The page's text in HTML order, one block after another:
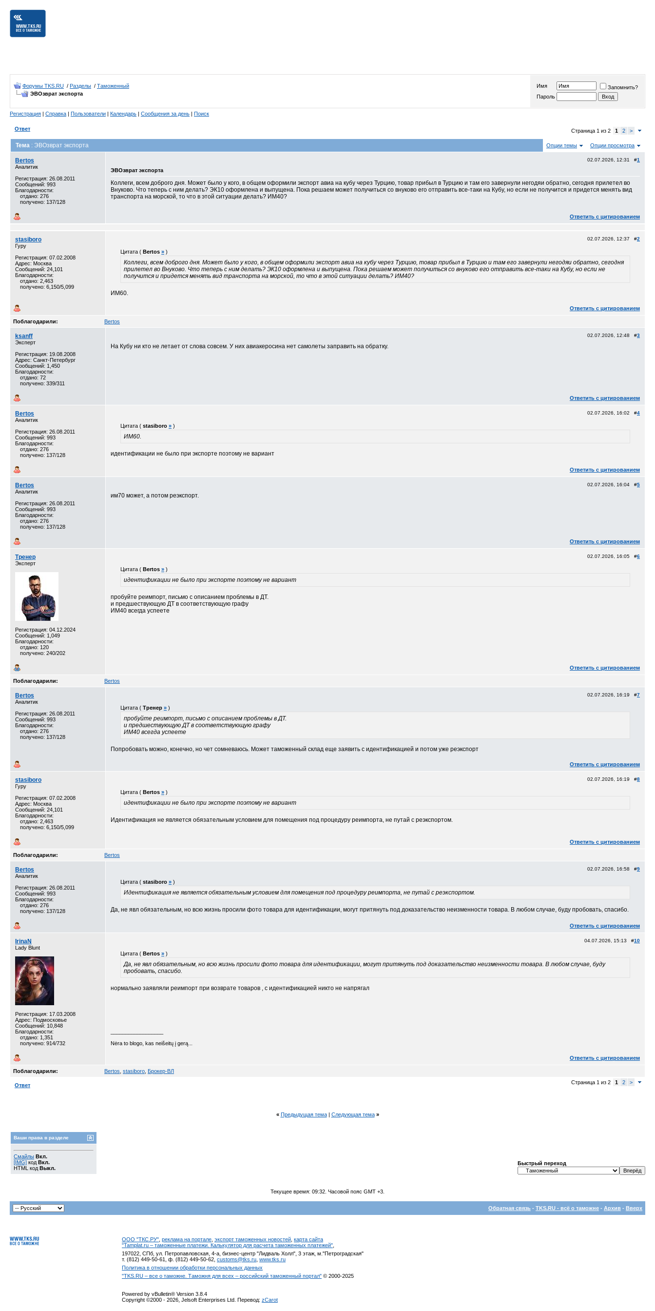
Форумы TKS.RU / Разделы / Таможенный
ЭВОзврат экспорта
Имя
Запомнить?
Пароль
Регистрация | Справка | Пользователи | Календарь | Сообщения за день | Поиск
Ответ Страница 1 из 2 1 2 >
Тема : ЭВОзврат экспорта Опции темы Опции просмотра
Bertos
Аналитик
Регистрация: 26.08.2011
Сообщений: 993
Благодарности:
отдано: 276
получено: 137/128
02.07.2026, 12:31 #1
ЭВОзврат экспорта
Коллеги, всем доброго дня. Может было у кого, в общем оформили экспорт авиа на кубу через Турцию, товар прибыл в Турцию и там его завернули негодяи обратно, сегодня прилетел во
Внуково. Что теперь с ним делать? ЭК10 оформлена и выпущена. Пока решаем может получиться со внуково его отправить все-таки на Кубу, но если не получится и придется менять вид
транспорта на морской, то что в этой ситуации делать? ИМ40?
Ответить с цитированием
stasiboro
Гуру
Регистрация: 07.02.2008
Адрес: Москва
Сообщений: 24,101
Благодарности:
отдано: 2,463
получено: 6,150/5,099
02.07.2026, 12:37 #2
Цитата ( Bertos » )
Коллеги, всем доброго дня. Может было у кого, в общем оформили экспорт авиа на кубу через Турцию, товар прибыл в Турцию и там его завернули негодяи обратно, сегодня
прилетел во Внуково. Что теперь с ним делать? ЭК10 оформлена и выпущена. Пока решаем может получиться со внуково его отправить все-таки на Кубу, но если не
получится и придется менять вид транспорта на морской, то что в этой ситуации делать? ИМ40?
ИМ60.
Ответить с цитированием
Поблагодарили: Bertos
ksanff
Эксперт
Регистрация: 19.08.2008
Адрес: Санкт-Петербург
Сообщений: 1,450
Благодарности:
отдано: 72
получено: 339/311
02.07.2026, 12:48 #3
На Кубу ни кто не летает от слова совсем. У них авиакеросина нет самолеты заправить на обратку.
Ответить с цитированием
Bertos
Аналитик
Регистрация: 26.08.2011
Сообщений: 993
Благодарности:
отдано: 276
получено: 137/128
02.07.2026, 16:02 #4
Цитата ( stasiboro » )
ИМ60.
идентификации не было при экспорте поэтому не вариант
Ответить с цитированием
Bertos
Аналитик
Регистрация: 26.08.2011
Сообщений: 993
Благодарности:
отдано: 276
получено: 137/128
02.07.2026, 16:04 #5
им70 может, а потом реэкспорт.
Ответить с цитированием
Тренер
Эксперт
Регистрация: 04.12.2024
Сообщений: 1,049
Благодарности:
отдано: 120
получено: 240/202
02.07.2026, 16:05 #6
Цитата ( Bertos » )
идентификации не было при экспорте поэтому не вариант
пробуйте реимпорт, письмо с описанием проблемы в ДТ.
и предшествующую ДТ в соответствующую графу
ИМ40 всегда успеете
Ответить с цитированием
Поблагодарили: Bertos
Bertos
Аналитик
Регистрация: 26.08.2011
Сообщений: 993
Благодарности:
отдано: 276
получено: 137/128
02.07.2026, 16:19 #7
Цитата ( Тренер » )
пробуйте реимпорт, письмо с описанием проблемы в ДТ.
и предшествующую ДТ в соответствующую графу
ИМ40 всегда успеете
Попробовать можно, конечно, но чет сомневаюсь. Может таможенный склад еще заявить с идентификацией и потом уже реэкспорт
Ответить с цитированием
stasiboro
Гуру
Регистрация: 07.02.2008
Адрес: Москва
Сообщений: 24,101
Благодарности:
отдано: 2,463
получено: 6,150/5,099
02.07.2026, 16:19 #8
Цитата ( Bertos » )
идентификации не было при экспорте поэтому не вариант
Идентификация не является обязательным условием для помещения под процедуру реимпорта, не путай с реэкспортом.
Ответить с цитированием
Поблагодарили: Bertos
Bertos
Аналитик
Регистрация: 26.08.2011
Сообщений: 993
Благодарности:
отдано: 276
получено: 137/128
02.07.2026, 16:58 #9
Цитата ( stasiboro » )
Идентификация не является обязательным условием для помещения под процедуру реимпорта, не путай с реэкспортом.
Да, не явл обязательным, но всю жизнь просили фото товара для идентификации, могут притянуть под доказательство неизменности товара. В любом случае, буду пробовать, спасибо.
Ответить с цитированием
IrinaN
Lady Blunt
Регистрация: 17.03.2008
Адрес: Подмосковье
Сообщений: 10,848
Благодарности:
отдано: 1,351
получено: 914/732
04.07.2026, 15:13 #10
Цитата ( Bertos » )
Да, не явл обязательным, но всю жизнь просили фото товара для идентификации, могут притянуть под доказательство неизменности товара. В любом случае, буду
пробовать, спасибо.
нормально заявляли реимпорт при возврате товаров , с идентификацией никто не напрягал
Nėra to blogo, kas neišeitų į gerą...
Ответить с цитированием
Поблагодарили: Bertos stasiboro Брокер-ВЛ
Ответ Страница 1 из 2 1 2 >
« Предыдущая тема| Следующая тема »
Ваши права в разделе
Смайлы Вкл.
[IMG] код Вкл.
HTML код Выкл.
Быстрый переход
Текущее время: 09:32 . Часовой пояс GMT +3.
Обратная связь - TKS.RU - всё о таможне - Архив - Вверх
ООО "ТКС.РУ" реклама на портале экспорт таможенных новостей карта сайта
"Tamplat.ru – таможенные платежи. Калькулятор для расчета таможенных платежей"
197022, СПб, ул. Петропавловская, 4-а, бизнес-центр "Лидваль Холл", 3 этаж, м."Петроградская"
т. (812) 449-50-61, ф. (812) 449-50-62, customs@tks.ru www.tks.ru
Политика в отношении обработки персональных данных
"TKS.RU – все о таможне. Таможня для всех – российский таможенный портал" © 2000-2025
Powered by vBulletin® Version 3.8.4
Copyright ©2000 - 2026, Jelsoft Enterprises Ltd. Перевод: zCarot